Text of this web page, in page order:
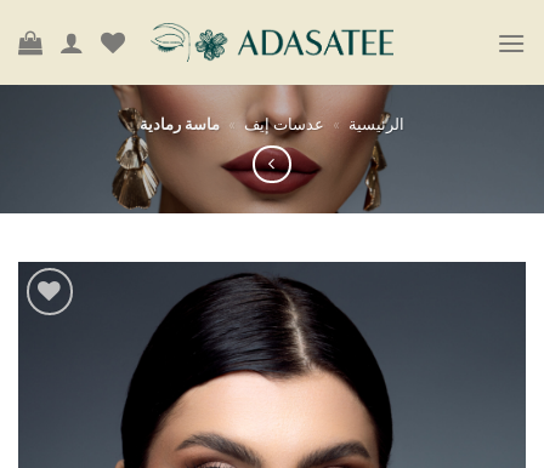
للمحتوى
الرئيسية » عدسات إيف » ماسة رمادية